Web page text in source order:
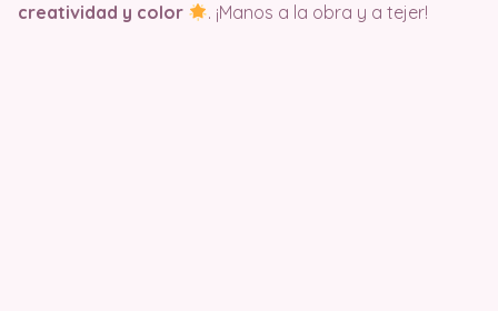
creatividad y color
. ¡Manos a la obra y a tejer!